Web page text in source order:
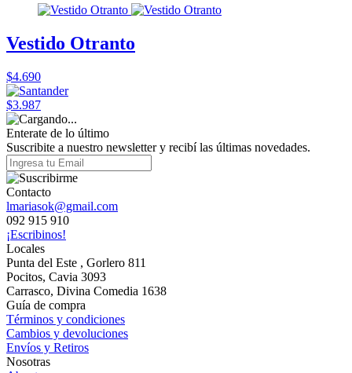
Vestido Otranto
$4.690
$3.987
Enterate de lo último
Suscribite a nuestro newsletter y recibí las últimas novedades.
Contacto
lmariasok@gmail.com
092 915 910
¡Escribinos!
Locales
Punta del Este , Gorlero 811
Pocitos, Cavia 3093
Carrasco, Divina Comedia 1638
Guía de compra
Términos y condiciones
Cambios y devoluciones
Envíos y Retiros
Nosotras